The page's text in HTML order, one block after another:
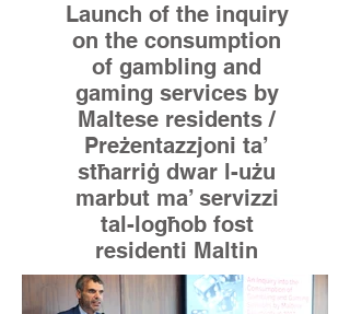
Launch of the inquiry
on the consumption
of gambling and
gaming services by
Maltese residents /
Preżentazzjoni ta’
stħarriġ dwar l-użu
marbut ma’ servizzi
tal-logħob fost
residenti Maltin